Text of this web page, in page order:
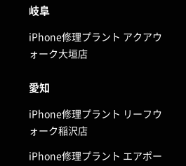
岐阜
iPhone修理プラント アクアウ
ォーク大垣店
愛知
iPhone修理プラント リーフウ
ォーク稲沢店
iPhone修理プラント エアポー